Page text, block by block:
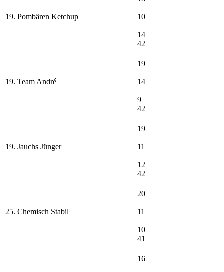
19. Pombären Ketchup 10
14
42
19. Team André
19
14
9
42
19. Jauchs Jünger
19
11
12
42
25. Chemisch Stabil
20
11
10
41
16